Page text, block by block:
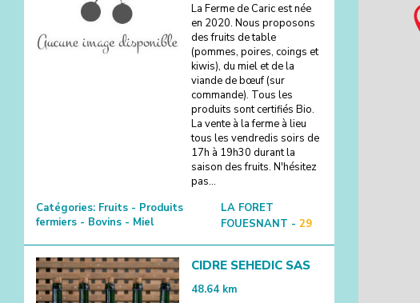
La Ferme de Caric est née
en 2020. Nous proposons
des fruits de table
(pommes, poires, coings et
kiwis), du miel et de la
viande de bœuf (sur
commande). Tous les
produits sont certifiés Bio.
La vente à la ferme à lieu
tous les vendredis soirs de
17h à 19h30 durant la
saison des fruits. N'hésitez
pas...
Catégories: Fruits - Produits
fermiers - Bovins - Miel
LA FORET
FOUESNANT - 29
CIDRE SEHEDIC SAS
48.64 km